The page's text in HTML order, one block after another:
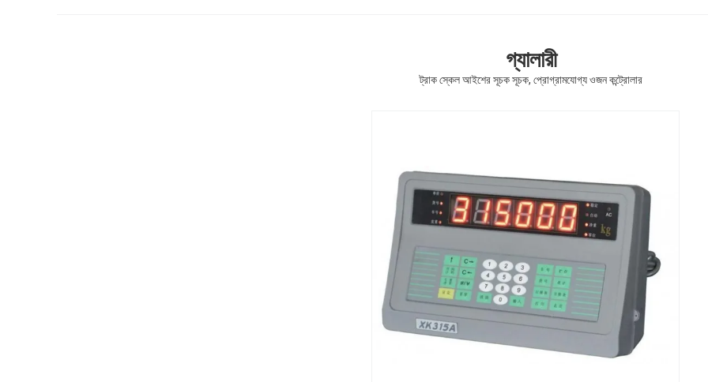
গ্যালারী
ট্রাক স্কেল আইশের সূচক সূচক, প্রোগ্রামযোগ্য ওজন কন্ট্রোলার